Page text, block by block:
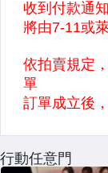
行動任意門